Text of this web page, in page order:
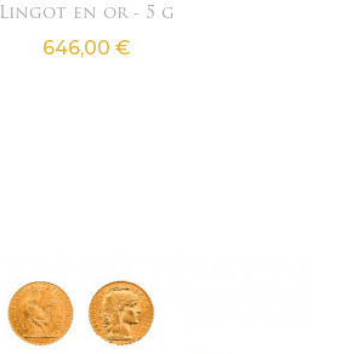
Lingot en or - 5 g
Prix
646,00 €